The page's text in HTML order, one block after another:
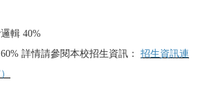
輯 40%
詳情請參閱本校招生資訊： 招生資訊連